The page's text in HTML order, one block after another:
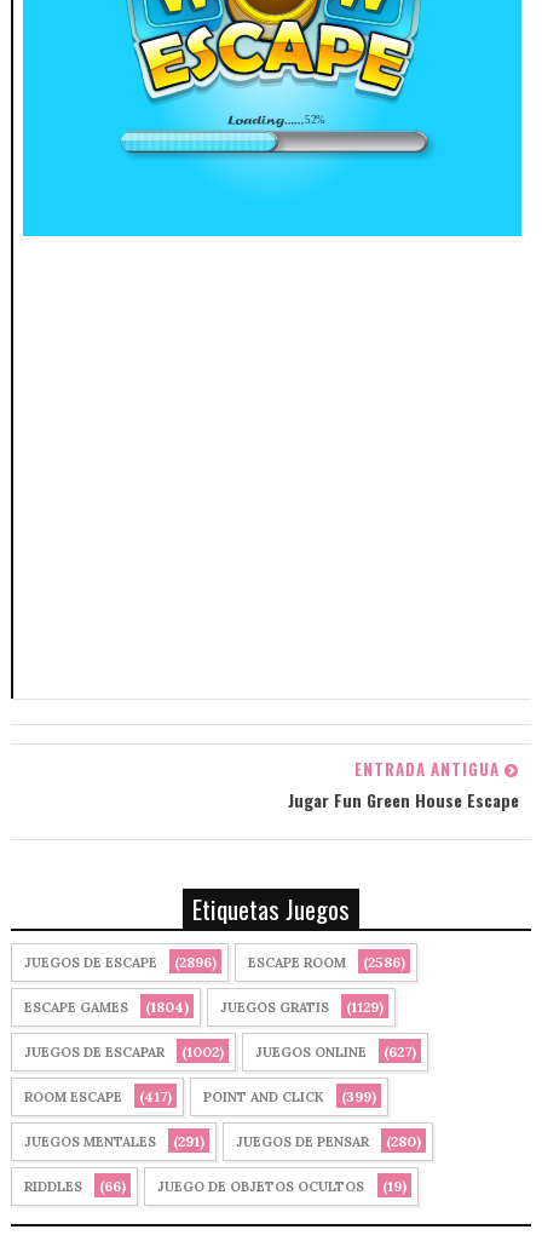
ENTRADA ANTIGUA
Jugar Fun Green House Escape
Etiquetas Juegos
JUEGOS DE ESCAPE (2896) ESCAPE ROOM (2586)
ESCAPE GAMES (1804) JUEGOS GRATIS (1129)
JUEGOS DE ESCAPAR (1002) JUEGOS ONLINE (627)
ROOM ESCAPE (417) POINT AND CLICK (399)
JUEGOS MENTALES (291) JUEGOS DE PENSAR (280)
RIDDLES (66) JUEGO DE OBJETOS OCULTOS (19)